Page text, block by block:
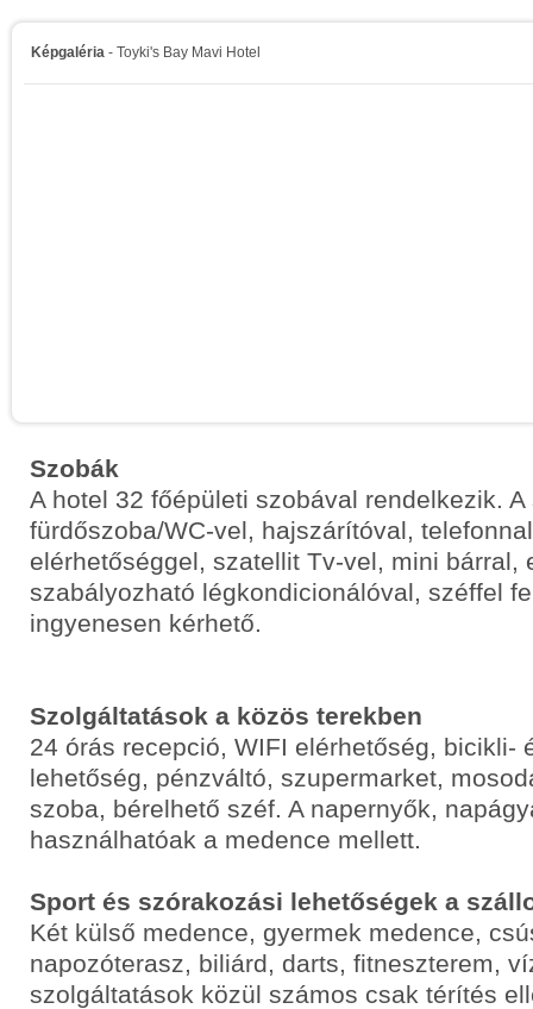
Képgaléria - Toyki's Bay Mavi Hotel
Szobák
A hotel 32 főépületi szobával rendelkezik.
fürdőszoba/WC-vel, hajszárítóval,
elérhetőséggel, szatellit Tv-vel, mini bárral,
szabályozható légkondicionálóval, széffel
ingyenesen kérhető.
Szolgáltatások a közös terekben
24 órás recepció, WIFI elérhetőség, bicikli-
lehetőség, pénzváltó, szupermarket,
szoba, bérelhető széf. A napernyők,
használhatóak a medence mellett.
Sport és szórakozási lehetőségek a
Két külső medence, gyermek medence,
napozóterasz, biliárd, darts, fitneszterem,
szolgáltatások közül számos csak térítés